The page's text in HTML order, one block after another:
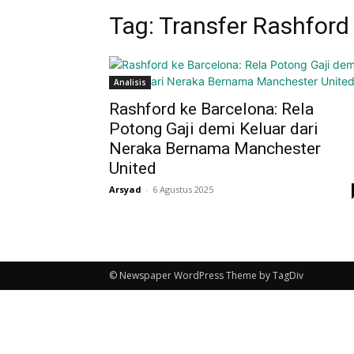
Tag: Transfer Rashford
Analisis
Rashford ke Barcelona: Rela
Potong Gaji demi Keluar dari
Neraka Bernama Manchester
United
Arsyad - 6 Agustus 2025
© Newspaper WordPress Theme by TagDiv